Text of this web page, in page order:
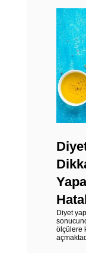
Diyet
ölçülere